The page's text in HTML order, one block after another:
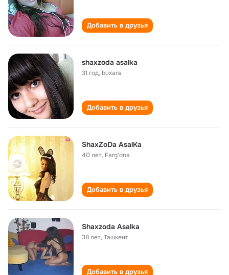
Добавить в друзья
shaxzoda asalka
31 год,buxara
Добавить в друзья
ShaxZoDa AsalKa
40 лет, Farg'ona
Добавить в друзья
Shaxzoda Asalka
38 лет,Ташкент
Добавить в друзья